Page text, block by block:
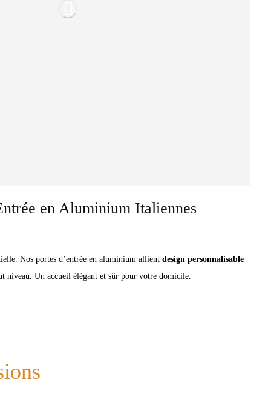
en Aluminium Italiennes
Nos portes d’entrée en aluminium allient design personnalisable
niveau. Un accueil élégant et sûr pour votre domicile.